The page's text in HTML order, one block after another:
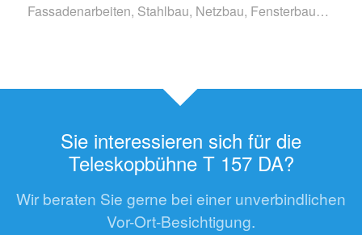
Fassadenarbeiten, Stahlbau, Netzbau, Fensterbau…
Sie interessieren sich für die
Teleskopbühne T 157 DA?
Wir beraten Sie gerne bei einer unverbindlichen
Vor-Ort-Besichtigung.